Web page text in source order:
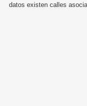
datos existen calles